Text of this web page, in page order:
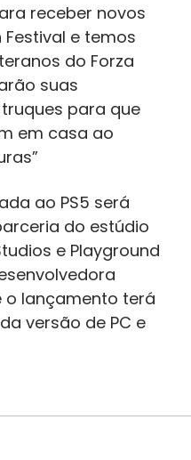
receber novos
e temos
do Forza
suas
para que
em casa ao
ao PS5 será
do estúdio
e Playground
o lançamento terá
versão de PC e